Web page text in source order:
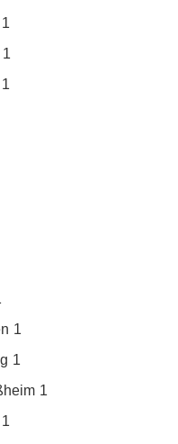
1
1
1
1
1
1
1